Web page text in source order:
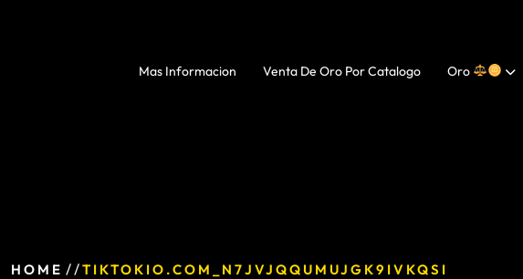
Mas Informacion Venta De Oro Por Catalogo Oro
HOME / /TIKTOKIO.COM_N7JVJQQUMUJGK9IVKQSI